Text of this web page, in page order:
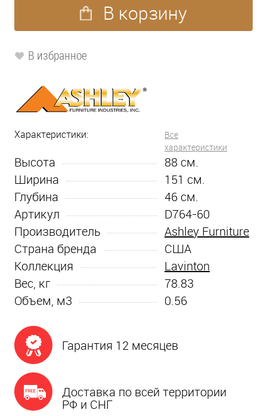
В корзину
В избранное
Характеристики:
Все
характеристики
Высота 88 см.
Ширина
151 см.
Глубина
46 см.
Артикул
D764-60
Производитель
Ashley Furniture
Страна бренда
США
Коллекция
Lavinton
Вес, кг
78.83
Объем, м3
0.56
Гарантия 12 месяцев
Доставка по всей территории
РФ и СНГ